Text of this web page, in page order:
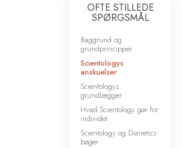
OFTE STILLEDE
SPØRGSMÅL
Baggrund og
grundprincipper
Scientologys
anskuelser
Scientologys
grundlægger
Hvad Scientology gør for
individet
Scientology og Dianetics
bøger